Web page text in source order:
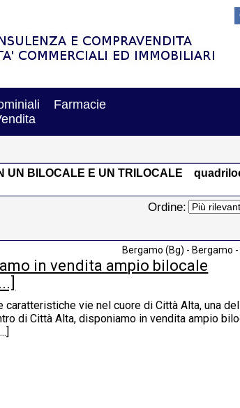
Farmacie
UN BILOCALE E UN TRILOCALE
Ordine:
in vendita ampio bilocale
Bergamo (Bg) - Bergamo
caratteristiche vie nel cuore di Città Alta, una
di Città Alta, disponiamo in vendita ampio